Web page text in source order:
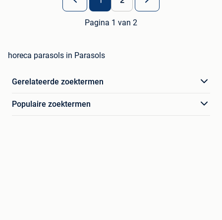
Pagina 1 van 2
horeca parasols in Parasols
Gerelateerde zoektermen
Populaire zoektermen